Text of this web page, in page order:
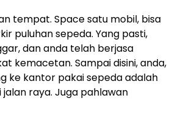
tempat. Space satu mobil, bisa
puluhan sepeda. Yang pasti,
dan anda telah berjasa
kemacetan. Sampai disini, anda,
ke kantor pakai sepeda adalah
raya. Juga pahlawan